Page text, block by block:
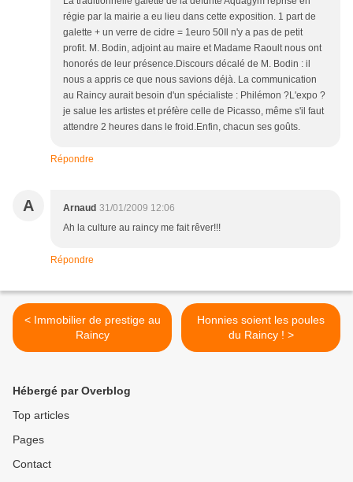
régie par la mairie a eu lieu dans cette exposition. 1 part de
galette + un verre de cidre = 1euro 50Il n'y a pas de petit
profit. M. Bodin, adjoint au maire et Madame Raoult nous ont
honorés de leur présence.Discours décalé de M. Bodin : il
nous a appris ce que nous savions déjà. La communication
au Raincy aurait besoin d'un spécialiste : Philémon ?L'expo ?
je salue les artistes et préfère celle de Picasso, même s'il faut
attendre 2 heures dans le froid.Enfin, chacun ses goûts.
Répondre
A Arnaud 31/01/2009 12:06
Ah la culture au raincy me fait rêver!!!
Répondre
< Immobilier de prestige au
Raincy
Honnies soient les poules
du Raincy ! >
Hébergé par Overblog
Top articles
Pages
Contact